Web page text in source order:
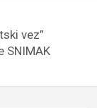
vez”
SNIMAK